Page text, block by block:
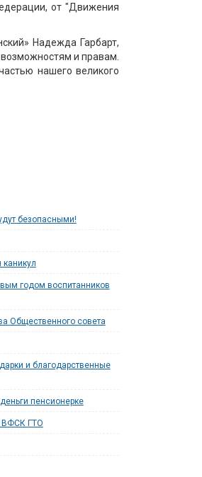
от "Движения
Надежда Гарбарт,
и правам.
нашего великого
безопасными!
годом воспитанников
Общественного совета
и благодарственные
пенсионерке
ВФСК ГТО